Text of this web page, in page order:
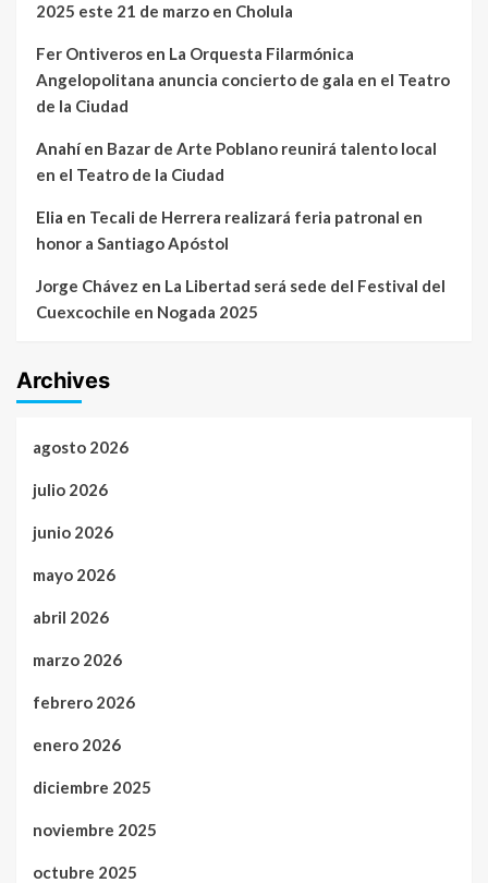
2025 este 21 de marzo en Cholula
Fer Ontiveros en La Orquesta Filarmónica
Angelopolitana anuncia concierto de gala en el Teatro
de la Ciudad
Anahíen Bazar de Arte Poblano reunirá talento local
en el Teatro de la Ciudad
Elia en Tecali de Herrera realizará feria patronal en
honor a Santiago Apóstol
Jorge Chávez en La Libertad será sede del Festival del
Cuexcochile en Nogada 2025
Archives
agosto 2026
julio 2026
junio 2026
mayo 2026
abril 2026
marzo 2026
febrero 2026
enero 2026
diciembre 2025
noviembre 2025
octubre 2025